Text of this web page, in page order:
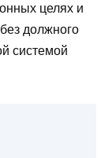
целях и
должного
системой